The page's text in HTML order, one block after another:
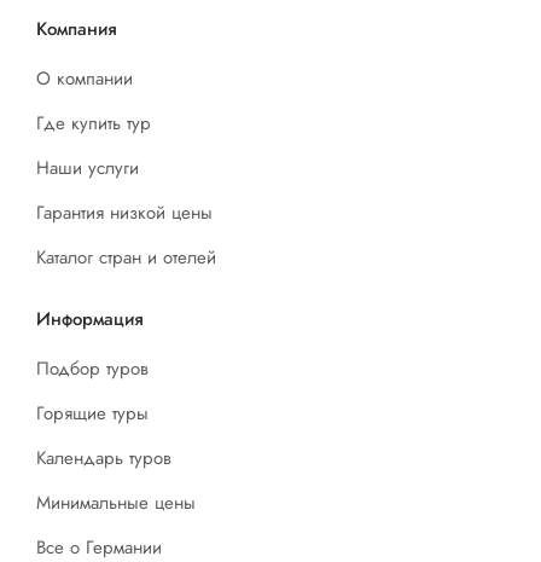
Компания
О компании
Где купить тур
Наши услуги
Гарантия низкой цены
Каталог стран и отелей
Информация
Подбор туров
Горящие туры
Календарь туров
Минимальные цены
Все о Германии